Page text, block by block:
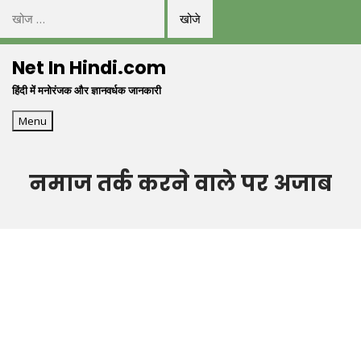
निम्न
को
खोजें:Net In Hindi.com
हिंदी में मनोरंजक और ज्ञानवर्धक जानकारी
Menu
नमाज तर्क करने वाले पर अजाब